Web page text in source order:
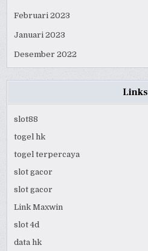
Februari 2023
Januari 2023
Desember 2022
Links
slot88
togel hk
togel terpercaya
slot gacor
slot gacor
Link Maxwin
slot 4d
data hk